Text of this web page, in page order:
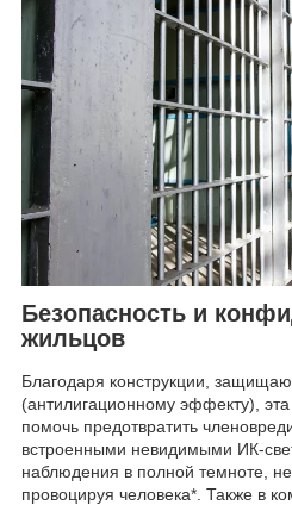
Безопасность и
жильцов
Благодаря конструкции,
(антилигационному эффекту),
помочь предотвратить
встроенными невидимыми ИК-
наблюдения в полной темноте,
провоцируя человека*. Также в